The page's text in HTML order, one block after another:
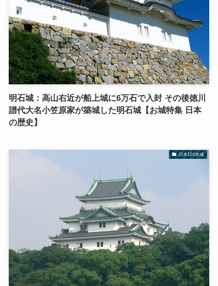
明石城：高山右近が船上城に6万石で入封 その後徳川
譜代大名小笠原家が築城した明石城【お城特集 日本
の歴史】
日本100名城